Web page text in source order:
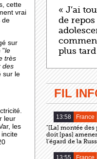
cette
vrai
de
sur
"le
très
des
sur le
leur
les
« J’ai
de repos
plus tard
FIL
13:58
France
"[La] montée
doit [pas]
l'égard de la
13:55
France